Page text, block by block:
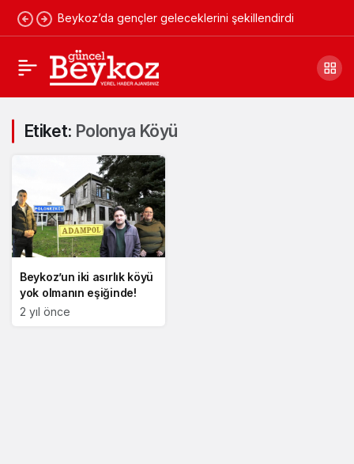
Beykoz’da gençler geleceklerini şekillendirdi
Etiket: Polonya Köyü
Beykoz’un iki asırlık köyü
yok olmanın eşiğinde!
2 yıl önce